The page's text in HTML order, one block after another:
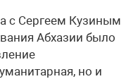
с Сергеем Кузиным
Абхазии было
но и